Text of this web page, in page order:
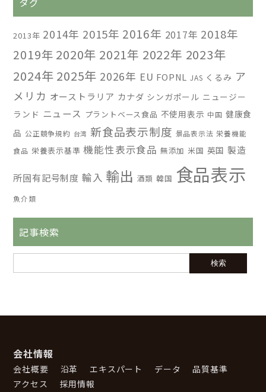
2013年 2014年 2015年 2016年 2017年 2018年
2019年 2020年 2021年 2022年 2023年
2024年 2025年 2026年 EU FOPNL JAS くるみ ア
メリカ オーストラリア カナダ シンガポール ニュージー
ランド ニュース プラントベース食品 不使用表示 中国 健康食
品 公正競争規約 台湾 新食品表示制度 景品表示法 栄養機能
食品 栄養表示基準 機能性表示食品 無添加 米国 英国 製造
所固有記号制度 輸入 輸出 酒類 韓国 食品表示
魚介類
記事検索
会社情報
会社概要 沿革 エキスパート データ
品質基準
アクセス
採用情報